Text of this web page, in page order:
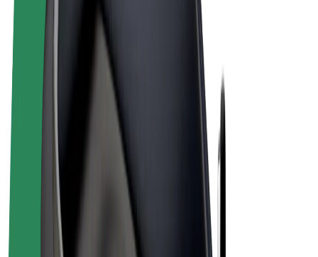
Monopattini
Bolt Market
Bolt per le aziende
Bicicletta elettrica
Collabora con Bolt
Ricavi autista